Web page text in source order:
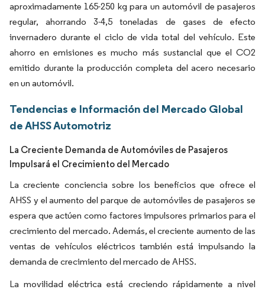
aproximadamente 165-250 kg para un automóvil de pasajeros
regular, ahorrando 3-4,5 toneladas de gases de efecto
invernadero durante el ciclo de vida total del vehículo. Este
ahorro en emisiones es mucho más sustancial que el CO2
emitido durante la producción completa del acero necesario
en un automóvil.
Tendencias e Información del Mercado Global
de AHSS Automotriz
La Creciente Demanda de Automóviles de Pasajeros
Impulsará el Crecimiento del Mercado
La creciente conciencia sobre los beneficios que ofrece el
AHSS y el aumento del parque de automóviles de pasajeros se
espera que actúen como factores impulsores primarios para el
crecimiento del mercado. Además, el creciente aumento de las
ventas de vehículos eléctricos también está impulsando la
demanda de crecimiento del mercado de AHSS.
La movilidad eléctrica está creciendo rápidamente a nivel